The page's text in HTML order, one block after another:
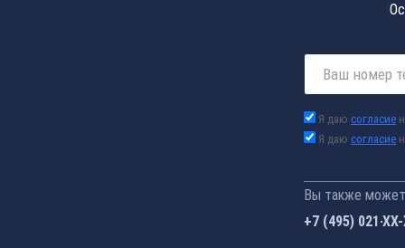
Я даю согласие
Я даю согласие
Вы также
+7 (495) 021-